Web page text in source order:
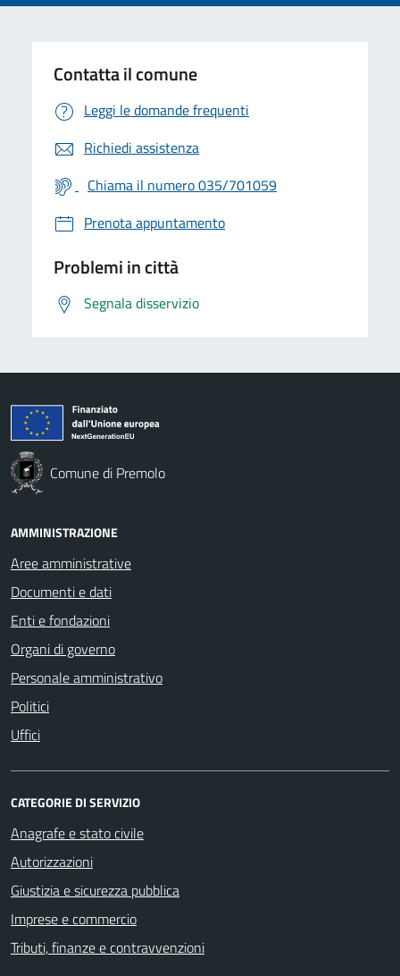
Contatta il comune
Leggi le domande frequenti
Richiedi assistenza
Chiama il numero 035/701059
Prenota appuntamento
Problemi in città
Segnala disservizio
Comune di Premolo
AMMINISTRAZIONE
Aree amministrative
Documenti e dati
Enti e fondazioni
Organi di governo
Personale amministrativo
Politici
Uffici
CATEGORIE DI SERVIZIO
Anagrafe e stato civile
Autorizzazioni
Giustizia e sicurezza pubblica
Imprese e commercio
Tributi, finanze e contravvenzioni